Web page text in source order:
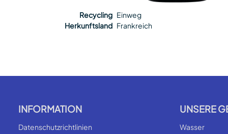
Recycling Einweg
Herkunftsland Frankreich
INFORMATION
Datenschutzrichtlinien
UNSERE
Wasser